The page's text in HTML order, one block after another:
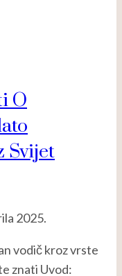
O
Svijet
2025.
vodič kroz vrste
znati Uvod: